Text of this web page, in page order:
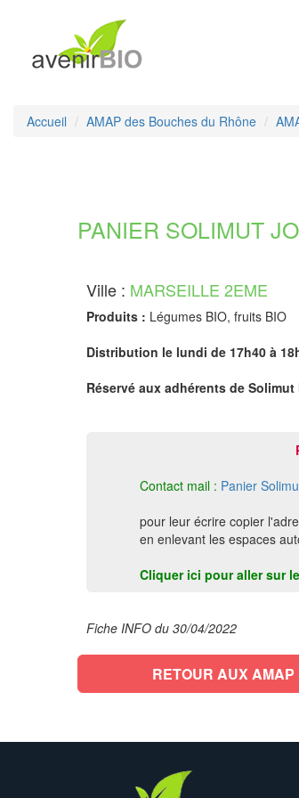
Accueil AMAP des Bouches du Rhône
PANIER SOLIMUT
Ville : MARSEILLE 2EME
Produits : Légumes BIO, fruits BIO
Distribution le lundi de 17h40 à
Réservé aux adhérents de Solimut
Contact mail : Panier
pour leur écrire copier
en enlevant les espaces
Cliquer ici pour aller sur
Fiche INFO du 30/04/2022